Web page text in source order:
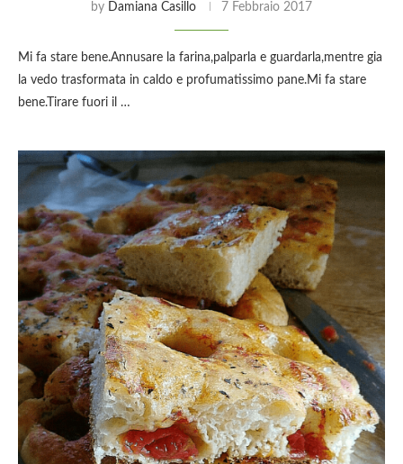
by Damiana Casillo 7 Febbraio 2017
Mi fa stare bene.Annusare la farina,palparla e guardarla,mentre gia
la vedo trasformata in caldo e profumatissimo pane.Mi fa stare
bene.Tirare fuori il …